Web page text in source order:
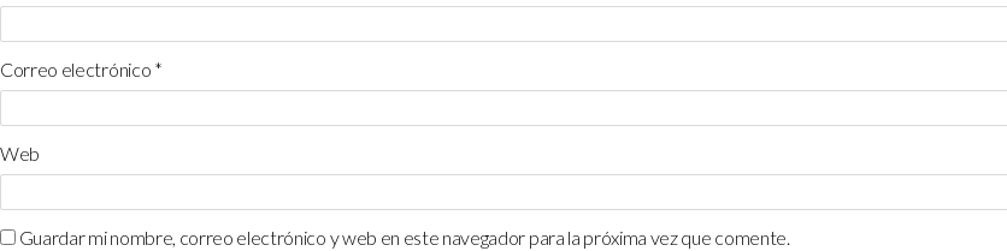
Correo electrónico *
Web
Guardar mi nombre, correo electrónico y web en este navegador para la próxima vez que comente.